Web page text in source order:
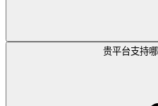
贵平台支持